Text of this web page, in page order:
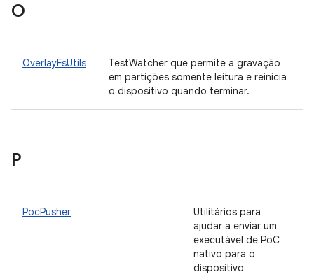
O
OverlayFsUtils
TestWatcher que permite a gravação
em partições somente leitura e reinicia
o dispositivo quando terminar.
P
PocPusher
Utilitários para
ajudar a enviar um
executável de PoC
nativo para o
dispositivo